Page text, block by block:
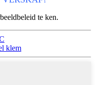
te ken.
klem